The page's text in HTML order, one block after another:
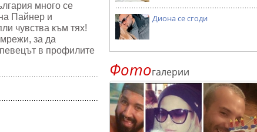
много се
Пайнер и
чувства към тях!
за да
в профилите
Диона се сгоди
Фотогалерии